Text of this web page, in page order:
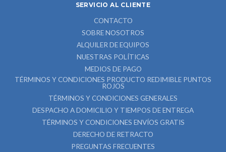
SERVICIO AL CLIENTE
CONTACTO
SOBRE NOSOTROS
ALQUILER DE EQUIPOS
NUESTRAS POLÍTICAS
MEDIOS DE PAGO
TÉRMINOS Y CONDICIONES PRODUCTO REDIMIBLE PUNTOS
ROJOS
TÉRMINOS Y CONDICIONES GENERALES
DESPACHO A DOMICILIO Y TIEMPOS DE ENTREGA
TÉRMINOS Y CONDICIONES ENVÍOS GRATIS
DERECHO DE RETRACTO
PREGUNTAS FRECUENTES